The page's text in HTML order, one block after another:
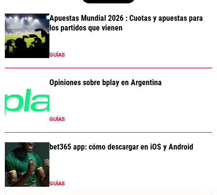
Apuestas Mundial 2026 : Cuotas y apuestas para
los partidos que vienen
GUÍAS
Opiniones sobre bplay en Argentina
GUÍAS
bet365 app: cómo descargar en iOS y Android
GUÍAS